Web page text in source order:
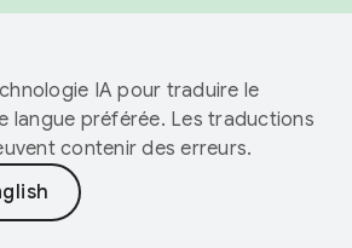
IA pour traduire le
langue préférée. Les traductions
contenir des erreurs.